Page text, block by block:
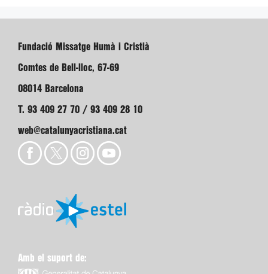
Fundació Missatge Humà i Cristià
Comtes de Bell-lloc, 67-69
08014 Barcelona
T. 93 409 27 70 / 93 409 28 10
web@catalunyacristiana.cat
Amb el suport de: